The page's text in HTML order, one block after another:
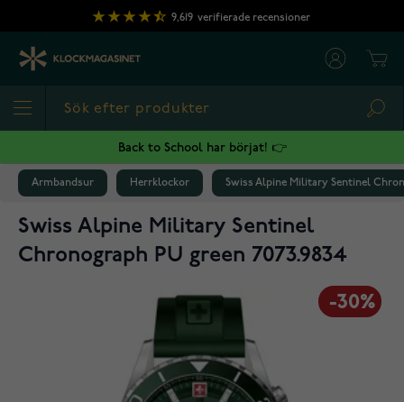
Hoppa till innehållet
9,619 verifierade recensioner
Back to School har börjat! 👉
Armbandsur Herrklockor Swiss Alpine Military Sentinel
Swiss Alpine Military Sentinel
Chronograph PU green 7073.9834
-30%